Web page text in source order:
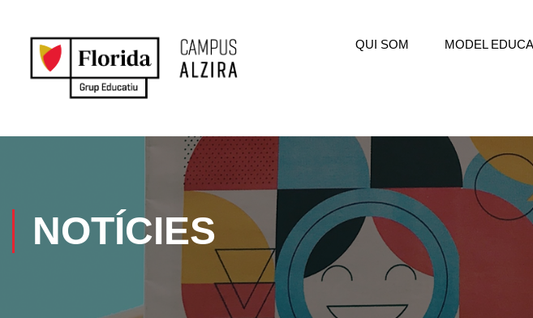
QUI SOM MODEL
NOTÍCIES